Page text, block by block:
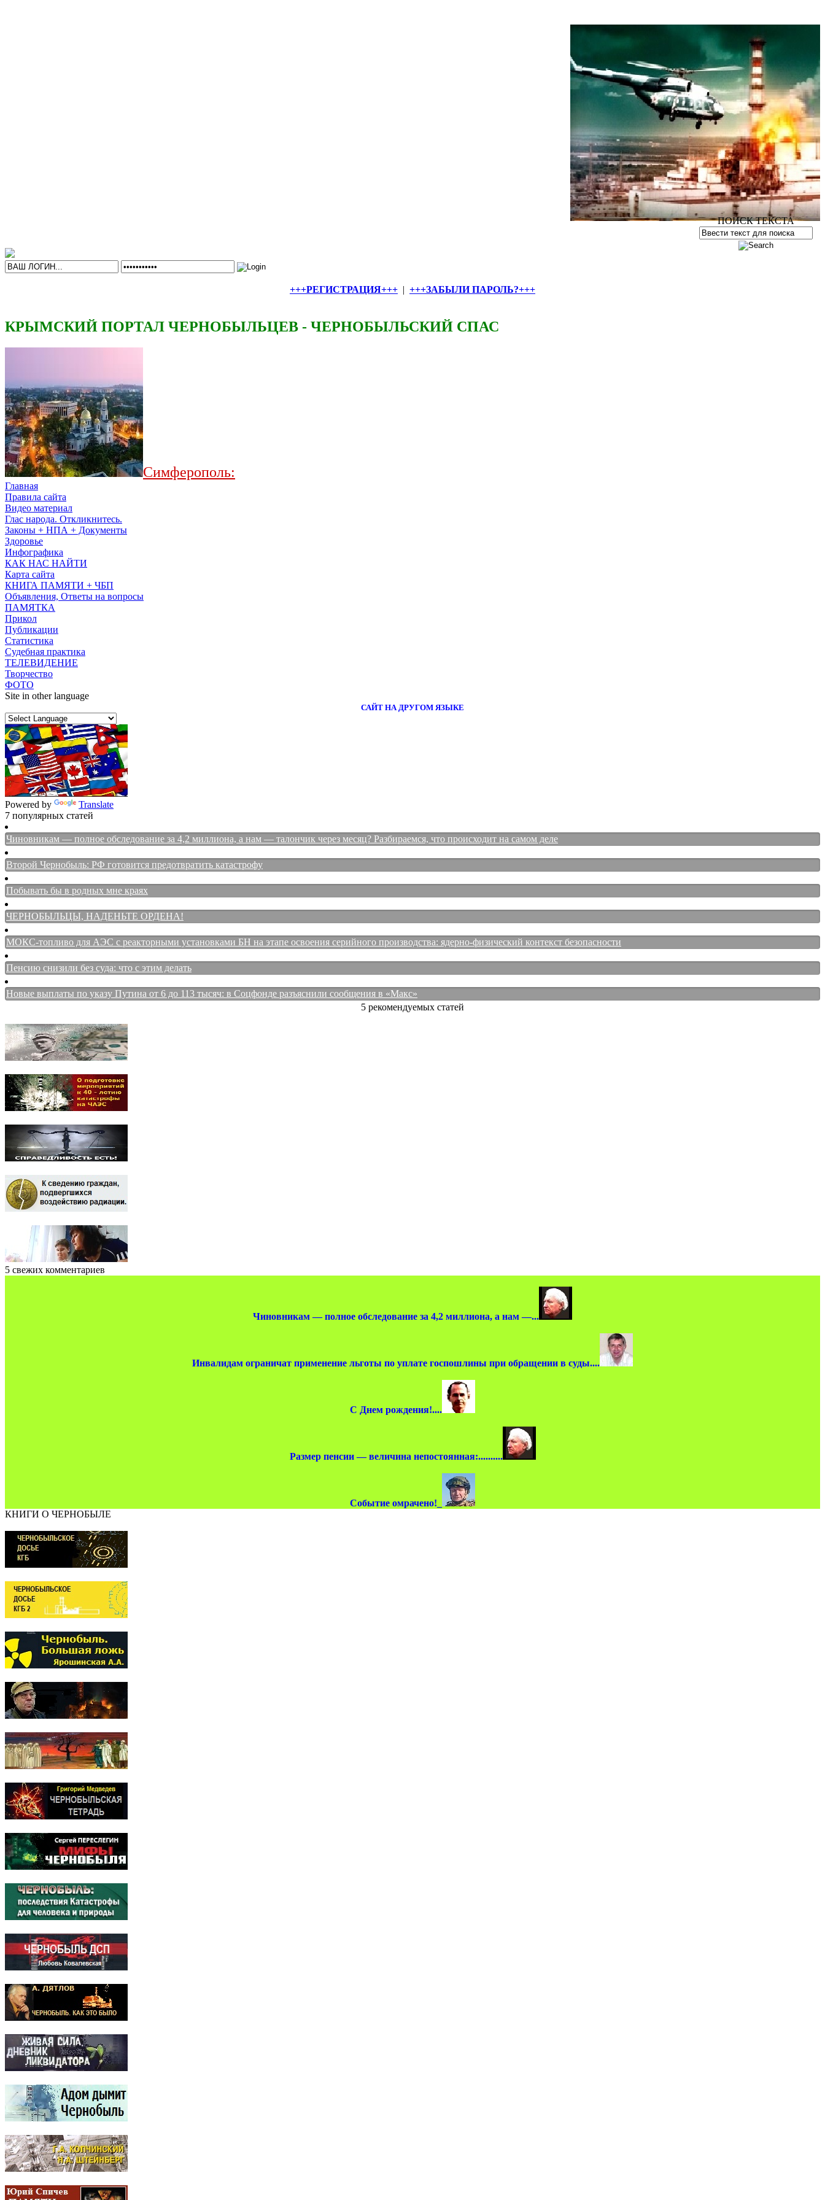
+++РЕГИСТРАЦИЯ+++ | +++ЗАБЫЛИ ПАРОЛЬ?+++
КРЫМСКИЙ ПОРТАЛ ЧЕРНОБЫЛЬЦЕВ - ЧЕРНОБЫЛЬСКИЙ СПАС
ПОИСК ТЕКСТА
Симферополь:
Главная
Правила сайта
Видео материал
Глас народа. Откликнитесь.
Законы + НПА + Документы
Здоровье
Инфографика
КАК НАС НАЙТИ
Карта сайта
КНИГА ПАМЯТИ + ЧБП
Объявления, Ответы на вопросы
ПАМЯТКА
Прикол
Публикации
Статистика
Судебная практика
ТЕЛЕВИДЕНИЕ
Творчество
ФОТО
Site in other language
САЙТ НА ДРУГОМ ЯЗЫКЕ
Powered by
Translate
7 популярных статей
Чиновникам — полное обследование за 4,2 миллиона, а нам — талончик через месяц? Разбираемся, что происходит на самом деле
Второй Чернобыль: РФ готовится предотвратить катастрофу
Побывать бы в родных мне краях
ЧЕРНОБЫЛЬЦЫ, НАДЕНЬТЕ ОРДЕНА!
МОКС-топливо для АЭС с реакторными установками БН на этапе освоения серийного производства: ядерно-физический контекст безопасности
Пенсию снизили без суда: что с этим делать
Новые выплаты по указу Путина от 6 до 113 тысяч: в Соцфонде разъяснили сообщения в «Макс»
5 рекомендуемых статей
5 свежих комментариев
Чиновникам — полное обследование за 4,2 миллиона, а нам —...
Инвалидам ограничат применение льготы по уплате госпошлины при обращении в суды....
С Днем рождения!....
Размер пенсии — величина непостоянная:..........
Событие омрачено!_
КНИГИ О ЧЕРНОБЫЛЕ